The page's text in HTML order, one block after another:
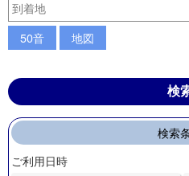
50音 地図
検索
ご利用日時